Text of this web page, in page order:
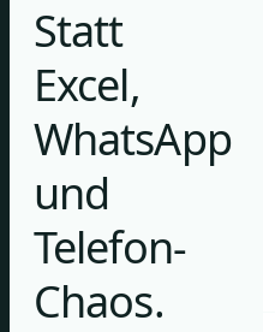
Statt
Excel,
WhatsApp
und
Telefon-
Chaos.